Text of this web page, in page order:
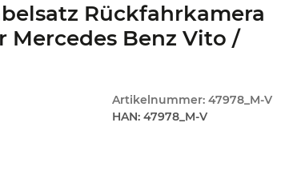
Rückfahrkamera
Mercedes Benz Vito /
Artikelnummer: 47978_M-V
HAN: 47978_M-V